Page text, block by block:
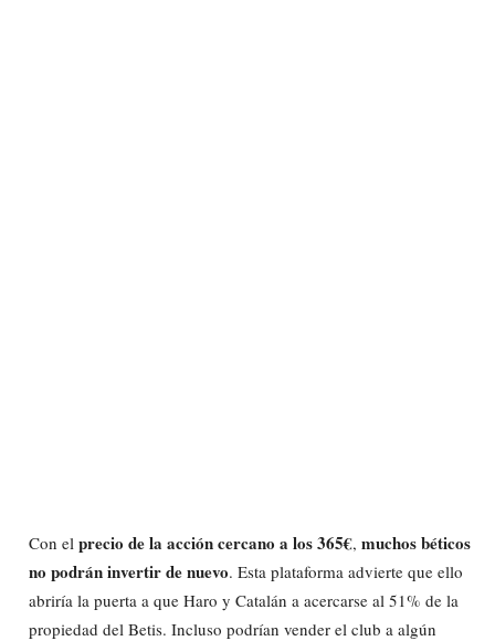
Con el precio de la acción cercano a los 365€, muchos béticos
no podrán invertir de nuevo. Esta plataforma advierte que ello
abriría la puerta a que Haro y Catalán a acercarse al 51% de la
propiedad del Betis. Incluso podrían vender el club a algún